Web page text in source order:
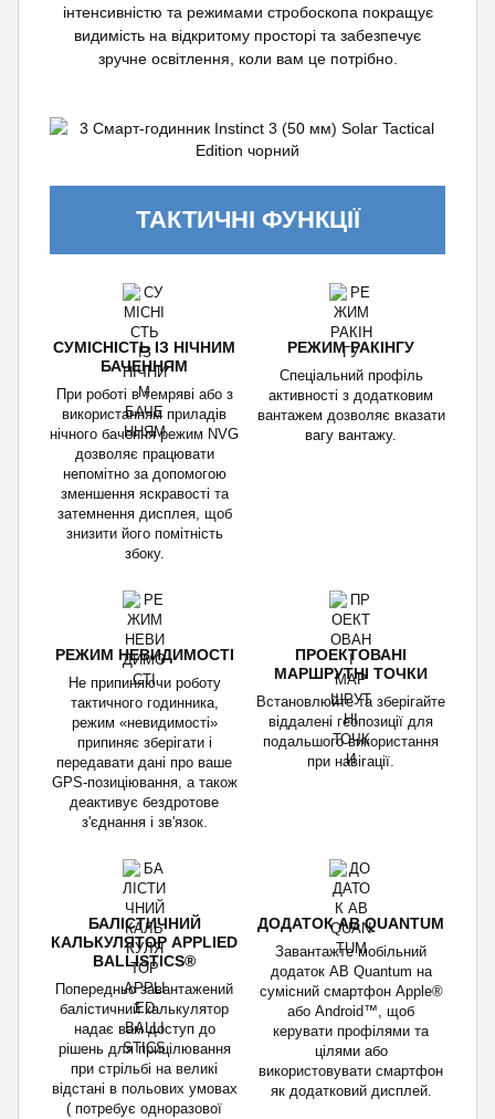
інтенсивністю та режимами стробоскопа покращує
видимість на відкритому просторі та забезпечує
зручне освітлення, коли вам це потрібно.
ТАКТИЧНІ ФУНКЦІЇ
СУМІСНІСТЬ ІЗ НІЧНИМ
БАЧЕННЯМ
При роботі в темряві або з
використанням приладів
нічного бачення режим NVG
дозволяє працювати
непомітно за допомогою
зменшення яскравості та
затемнення дисплея, щоб
знизити його помітність
збоку.
РЕЖИМ РАКІНГУ
Спеціальний профіль
активності з додатковим
вантажем дозволяє вказати
вагу вантажу.
РЕЖИМ НЕВИДИМОСТІ
Не припиняючи роботу
тактичного годинника,
режим «невидимості»
припиняє зберігати і
передавати дані про ваше
GPS-позиціювання, а також
деактивує бездротове
з'єднання і зв'язок.
ПРОЕКТОВАНІ
МАРШРУТНІ ТОЧКИ
Встановлюйте та зберігайте
віддалені геопозиції для
подальшого використання
при навігації.
БАЛІСТИЧНИЙ
КАЛЬКУЛЯТОР APPLIED
BALLISTICS®
Попередньо завантажений
балістичний калькулятор
надає вам доступ до
рішень для прицілювання
при стрільбі на великі
відстані в польових умовах
( потребує одноразової
ДОДАТОК AB QUANTUM
Завантажте мобільний
додаток AB Quantum на
сумісний смартфон Apple®
або Android™, щоб
керувати профілями та
цілями або
використовувати смартфон
як додатковий дисплей.